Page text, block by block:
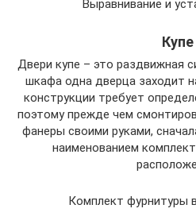
Выравнивание и
Купе
Двери купе – это раздвижная
шкафа одна дверца заходит
конструкции требует
поэтому прежде чем
фанеры своими руками,
наименованием
Комплект фурнитуры